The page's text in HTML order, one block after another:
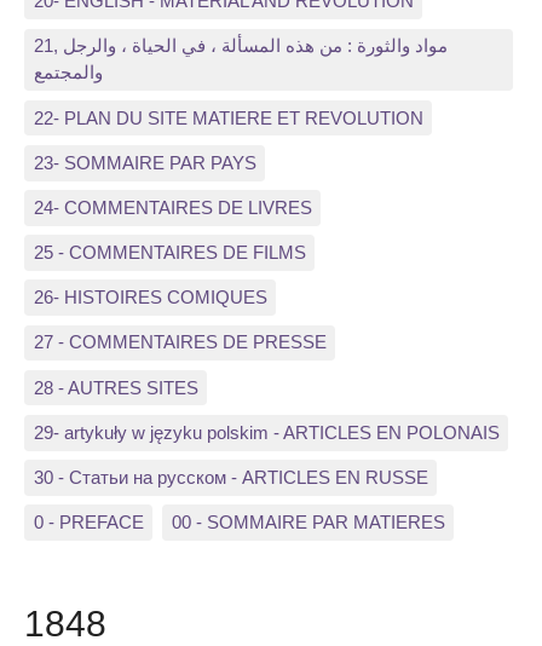
21, مواد والثورة : من هذه المسألة ، في الحياة ، والرجل
والمجتمع
22- PLAN DU SITE MATIERE ET REVOLUTION
23- SOMMAIRE PAR PAYS
24- COMMENTAIRES DE LIVRES
25 - COMMENTAIRES DE FILMS
26- HISTOIRES COMIQUES
27 - COMMENTAIRES DE PRESSE
28 - AUTRES SITES
29- artykuły w języku polskim - ARTICLES EN POLONAIS
30 - Статьи на русском - ARTICLES EN RUSSE
0 - PREFACE 00 - SOMMAIRE PAR MATIERES
1848